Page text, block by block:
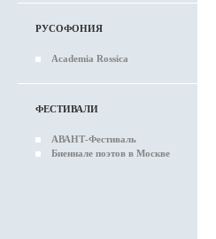
РУСОФОНИЯ
Academia Rossica
ФЕСТИВАЛИ
АВАНТ-Фестиваль
Биеннале поэтов в Москве